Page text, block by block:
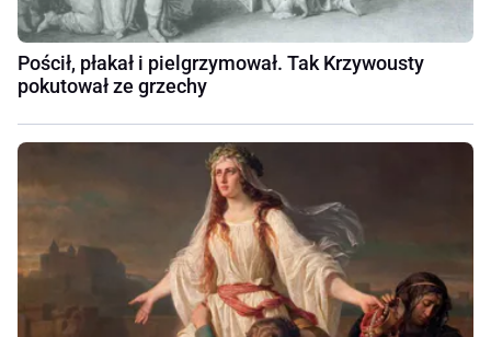
Pościł, płakał i pielgrzymował. Tak Krzywousty
pokutował ze grzechy